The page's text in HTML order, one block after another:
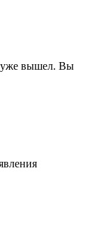
уже вышел. Вы